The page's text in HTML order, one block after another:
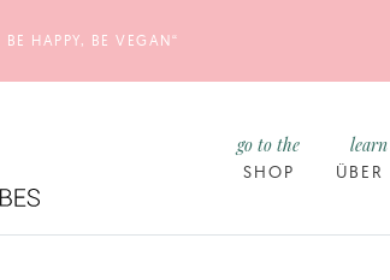
HAPPY, BE VEGAN“
SHOP
go to the